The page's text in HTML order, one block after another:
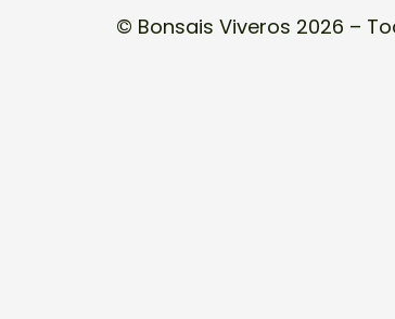
© Bonsais Viveros 2026 –